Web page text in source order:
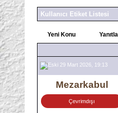
Kullanıcı Etiket Listesi
Yeni Konu Yanıtla
29 Mart 2026, 19:13
Mezarkabul
Çevrimdışı